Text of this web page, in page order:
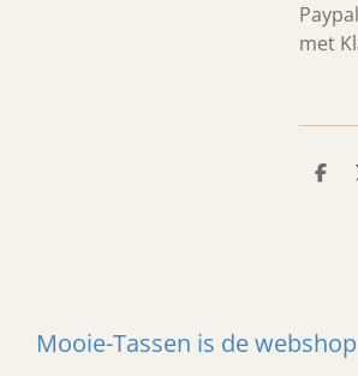
met
D
Mooie-Tassen is de